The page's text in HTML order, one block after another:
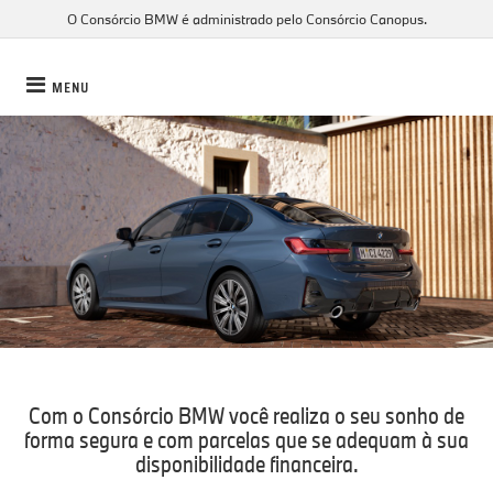
O Consórcio BMW é administrado pelo Consórcio Canopus.
MENU
Com o Consórcio BMW você realiza o seu sonho de
forma segura e com parcelas que se adequam à sua
disponibilidade financeira.